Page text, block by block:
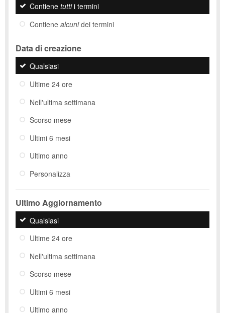
Contiene tuttii termini
Contiene alcunidei termini
Data di creazione
Qualsiasi
Ultime 24 ore
Nell'ultima settimana
Scorso mese
Ultimi 6 mesi
Ultimo anno
Personalizza
Ultimo Aggiornamento
Qualsiasi
Ultime 24 ore
Nell'ultima settimana
Scorso mese
Ultimi 6 mesi
Ultimo anno